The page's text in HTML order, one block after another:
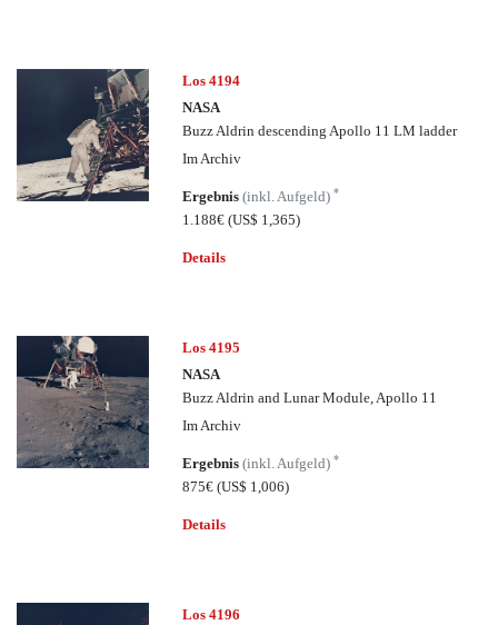
Los 4194
NASA
Buzz Aldrin descending Apollo 11 LM ladder
Im Archiv
Ergebnis(inkl. Aufgeld)*
1.188€(US$ 1,365)
Details
Los 4195
NASA
Buzz Aldrin and Lunar Module, Apollo 11
Im Archiv
Ergebnis(inkl. Aufgeld)*
875€(US$ 1,006)
Details
Los 4196